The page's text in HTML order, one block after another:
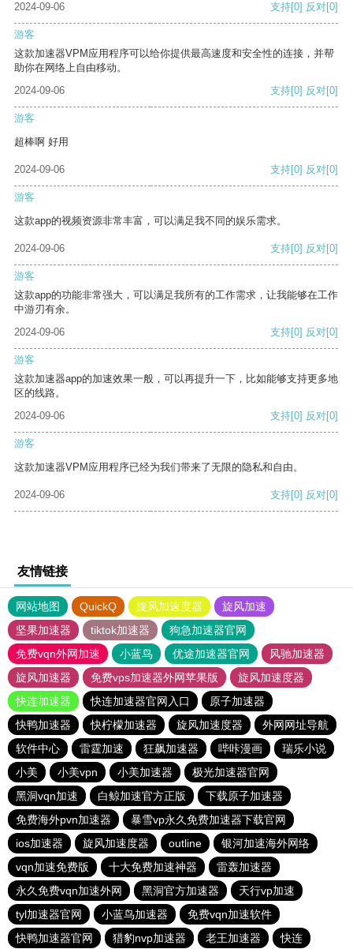
2024-09-06
支持[0] 反对[0]
游客
这款加速器VPM应用程序可以给你提供最高速度和安全性的连接，并帮
助你在网络上自由移动。
2024-09-06
支持[0] 反对[0]
游客
超棒啊 好用
2024-09-06 支持[0] 反对[0]
游客
这款app的视频资源非常丰富，可以满足我不同的娱乐需求。
2024-09-06 支持[0] 反对[0]
游客
这款app的功能非常强大，可以满足我所有的工作需求，让我能够在工作
中游刃有余。
2024-09-06
支持[0] 反对[0]
游客
这款加速器app的加速效果一般，可以再提升一下，比如能够支持更多地
区的线路。
2024-09-06
支持[0] 反对[0]
游客
这款加速器VPM应用程序已经为我们带来了无限的隐私和自由。
2024-09-06 支持[0] 反对[0]
友情链接
网站地图 QuickQ 旋风加速度器
旋风加速
坚果加速器
tiktok加速器
狗急加速器官网
免费vqn外网加速
小蓝鸟 优途加速器官网
风驰加速器
旋风加速器
免费vps加速器外网苹果版
旋风加速度器
快连加速器
快连加速器官网入口
原子加速器
快鸭加速器
快柠檬加速器 旋风加速度器
外网网址导航
软件中心
雷霆加速 狂飙加速器 哔咔漫画
瑞乐小说
小美
小美vpn 小美加速器
极光加速器官网
黑洞vqn加速
白鲸加速官方正版
下载原子加速器
免费海外pvn加速器
暴雪vp永久免费加速器下载官网
ios加速器
旋风加速度器 outline
银河加速海外网络
vqn加速免费版
十大免费加速神器
雷轰加速器
永久免费vqn加速外网
黑洞官方加速器
天行vp加速
tyl加速器官网
小蓝鸟加速器
免费vqn加速软件
快鸭加速器官网
猎豹nvp加速器 老王加速器 快连